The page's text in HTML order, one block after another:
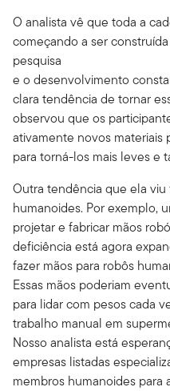
O analista vê que toda a
começando a ser
pesquisa
e o desenvolvimento
clara tendência de tornar
observou que os
ativamente novos
para torná-los mais leves e
Outra tendência que ela
humanoides. Por exemplo,
projetar e fabricar mãos
deficiência está agora
fazer mãos para robôs
Essas mãos poderiam
para lidar com pesos cada
trabalho manual em
Nosso analista está
empresas listadas
membros humanoides